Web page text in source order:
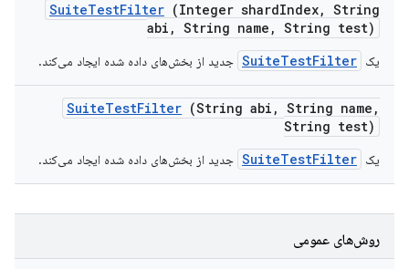
SuiteTestFilter (Integer shardIndex, String
abi , String name , String test)
یک SuiteTestFilter جدید از بخش‌های داده شده ایجاد می‌کند.
SuiteTestFilter (String abi , String name ,
String test)
یک SuiteTestFilter جدید از بخش‌های داده شده ایجاد می‌کند.
روش‌های عمومی